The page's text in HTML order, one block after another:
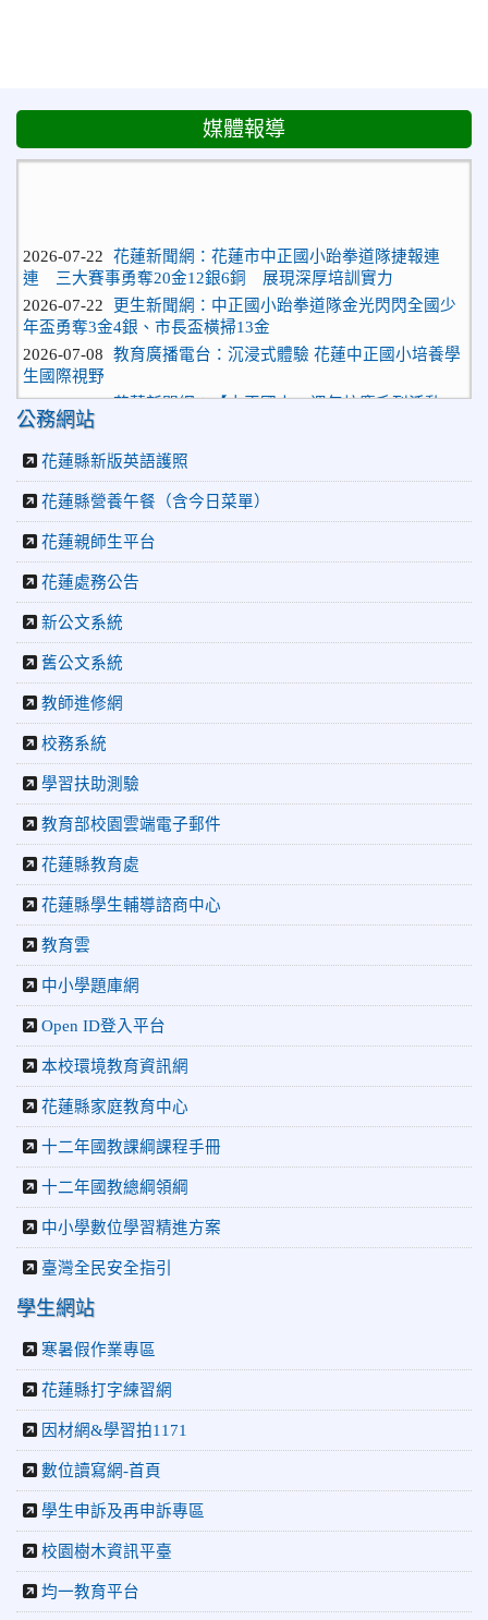
媒體報導
花蓮新聞網：花蓮市中正國小跆拳道隊捷報連
連 三大賽事勇奪20金12銀6銅 展現深厚培訓實力
更生新聞網：中正國小跆拳道隊金光閃閃全國少
年盃勇奪3金4銀、市長盃橫掃13金
教育廣播電台：沉浸式體驗 花蓮中正國小培養學
生國際視野
花蓮新聞網：【中正國小70週年校慶系列活動
「游藝飛揚」晚會登場】 師生家長齊聚一堂 共譜「時光樂
2026-06-16 更生新聞網：中正國小創校70週年「游藝飛揚」
才藝晚會登場
2026-06-10 教育廣播電台：揮別童年迎向青春 中正國小畢業
師生自製畢業歌曲
2026-06-10 教育廣播電台：尋覓歷史記憶 花蓮中正國小社團
體驗闖關探索歷史
2026-04-30
讓愛閃閃發光！中正國小「小老闆大市集」愛心
捐助光復國小
2026-07-22 花蓮新聞網：花蓮市中正國小跆拳道隊捷報連
連 三大賽事勇奪20金12銀6銅 展現深厚培訓實力
2026-07-22 更生新聞網：中正國小跆拳道隊金光閃閃全國少
生國際視野
2026-06-16 花蓮新聞網：【中正國小70週年校慶系列活動
「游藝飛揚」晚會登場】 師生家長齊聚一堂 共譜「時光樂
章．經典再現」
2026-06-16 更生新聞網：中正國小創校70週年「游藝飛揚」
才藝晚會登場
2026-06-10 教育廣播電台：揮別童年迎向青春 中正國小畢業
師生自製畢業歌曲
2026-06-10 教育廣播電台：尋覓歷史記憶 花蓮中正國小社團
體驗闖關探索歷史
2026-04-30 讓愛閃閃發光！中正國小「小老闆大市集」愛心
捐助光復國小
公務網站
花蓮縣新版英語護照
花蓮縣營養午餐（含今日菜單）
花蓮親師生平台
花蓮處務公告
新公文系統
舊公文系統
教師進修網
校務系統
學習扶助測驗
教育部校園雲端電子郵件
花蓮縣教育處
花蓮縣學生輔導諮商中心
教育雲
中小學題庫網
Open ID登入平台
本校環境教育資訊網
花蓮縣家庭教育中心
十二年國教課綱課程手冊
十二年國教總綱領綱
中小學數位學習精進方案
臺灣全民安全指引
學生網站
寒暑假作業專區
花蓮縣打字練習網
因材網&學習拍1171
數位讀寫網-首頁
學生申訴及再申訴專區
校園樹木資訊平臺
均一教育平台